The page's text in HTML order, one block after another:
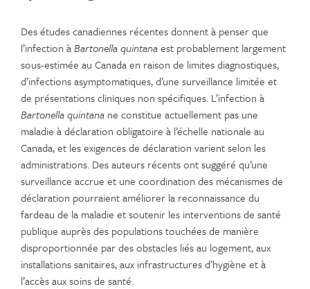
Des études canadiennes récentes donnent à penser que
l’infection àBartonella quintanaest probablement largement
sous-estimée au Canada en raison de limites diagnostiques,
d’infections asymptomatiques, d’une surveillance limitée et
de présentations cliniques non spécifiques. L’infection à
Bartonella quintana ne constitue actuellement pas une
maladie à déclaration obligatoire à l’échelle nationale au
Canada, et les exigences de déclaration varient selon les
administrations. Des auteurs récents ont suggéré qu’une
surveillance accrue et une coordination des mécanismes de
déclaration pourraient améliorer la reconnaissance du
fardeau de la maladie et soutenir les interventions de santé
publique auprès des populations touchées de manière
disproportionnée par des obstacles liés au logement, aux
installations sanitaires, aux infrastructures d’hygiène et à
l’accès aux soins de santé.